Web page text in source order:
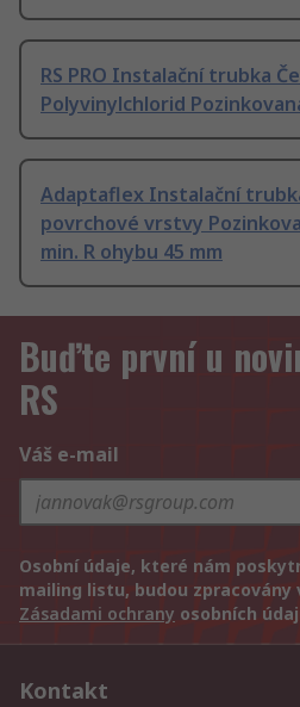
RS PRO Instalační trubka
Polyvinylchlorid
Adaptaflex Instalační
povrchové vrstvy
min. R ohybu 45 mm
Buďte první u
RS
Váš e-mail
Osobní údaje, které nám
mailing listu, budou zpracovány
Zásadami ochrany osobních
Kontakt